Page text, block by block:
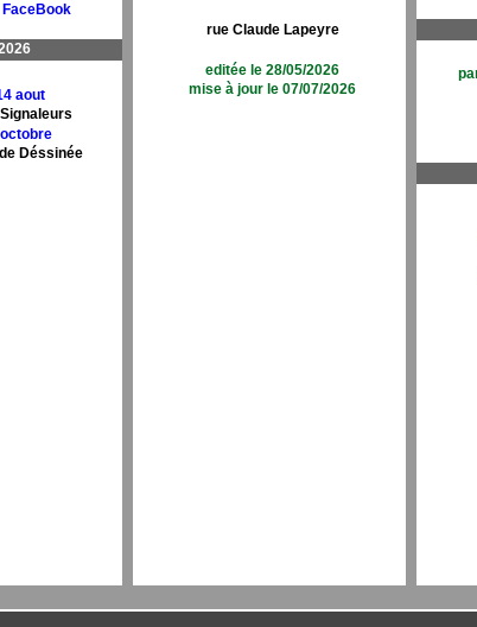
aout
Déssinée
rue Claude Lapeyre
editée le 28/05/2026
mise à jour le 07/07/2026